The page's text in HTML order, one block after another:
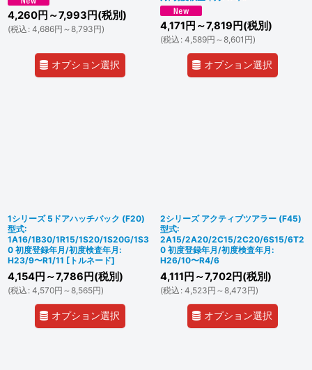
4,260円 ～7,993 円(税別)
(税込 : 4,686円 ～8,793円)
オプション選択
4,171 円 ～7,819 円(税別)
(税込 : 4,589円 ～8,601 円)
オプション選択
1シリーズ 5ドアハッチバック (F20)
型式:
1A16/1B30/1R15/1S20/1S20G/1S3
0 初度登録年月/初度検査年月:
H23/9〜R1/11 [ トルネード]
4,154円 ～7,786 円(税別)
(税込 : 4,570円 ～8,565円)
オプション選択
2シリーズ アクティブツアラー (F45)
型式:
2A15/2A20/2C15/2C20/6S15/6T2
0 初度登録年月/初度検査年月:
H26/10〜R4/6
4,111 円 ～7,702円(税別)
(税込 : 4,523円 ～8,473円)
オプション選択